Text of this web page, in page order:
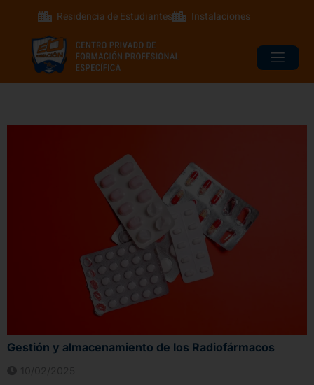
Residencia de Estudiantes Instalaciones
Gestión y almacenamiento de los Radiofármacos